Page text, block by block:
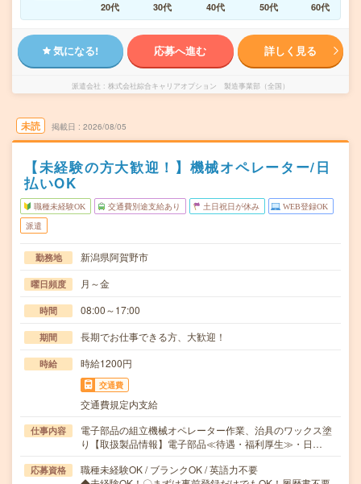
20代
30代 40代 50代 60代
気になる! 応募へ進む 詳しく見る
派遣会社 株式会社綜合キャリアオプション 製造事業部（全国）
未読 掲載日 2026/08/05
【未経験の方大歓迎！】機械オペレーター/日
払いOK
職種未経験OK 交通費別途支給あり 土日祝日が休み WEB登録OK
派遣
勤務地 新潟県阿賀野市
曜日頻度 月～金
時間 08:00～17:00
期間 長期でお仕事できる方、大歓迎！
時給 時給1200円
交通費
交通費規定内支給
仕事内容
電子部品の組立機械オペレーター作業、治具のワックス塗
り【取扱製品情報】電子部品≪待遇・福利厚生≫・日…
応募資格
職種未経験OK / ブランクOK / 英語力不要